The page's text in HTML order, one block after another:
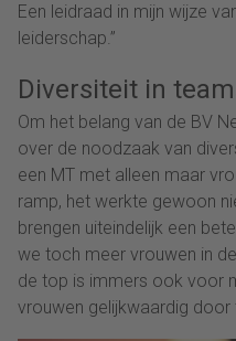
Een leidraad in mijn wijze
leiderschap.”
Diversiteit in
Om het belang van de BV
over de noodzaak van
een MT met alleen maar
ramp, het werkte gewoon
brengen uiteindelijk een
we toch meer vrouwen in
de top is immers ook voor
vrouwen gelijkwaardig door